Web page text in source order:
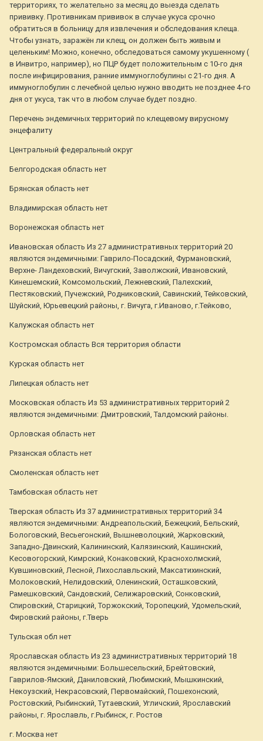
территориях, то желательно за месяц до выезда сделать
прививку. Противникам прививок в случае укуса срочно
обратиться в больницу для извлечения и обследования клеща.
Чтобы узнать, заражён ли клещ, он должен быть живым и
целеньким! Можно, конечно, обследоваться самому укушенному (
в Инвитро, например), но ПЦР будет положительным с 10-го дня
после инфицирования, ранние иммуноглобулины с 21-го дня. А
иммуноглобулин с лечебной целью нужно вводить не позднее 4-го
дня от укуса, так что в любом случае будет поздно.
Перечень эндемичных территорий по клещевому вирусному
энцефалиту
Центральный федеральный округ
Белгородская область нет
Брянская область нет
Владимирская область нет
Воронежская область нет
Ивановская область Из 27 административных территорий 20
являются эндемичными: Гаврило-Посадский, Фурмановский,
Верхне- Ландеховский, Вичугский, Заволжский, Ивановский,
Кинешемский, Комсомольский, Лежневский, Палехский,
Пестяковский, Пучежский, Родниковский, Савинский, Тейковский,
Шуйский, Юрьевецкий районы, г. Вичуга, г.Иваново, г.Тейково,
Калужская область нет
Костромская область Вся территория области
Курская область нет
Липецкая область нет
Московская область Из 53 административных территорий 2
являются эндемичными: Дмитровский, Талдомский районы.
Орловская область нет
Рязанская область нет
Смоленская область нет
Тамбовская область нет
Тверская область Из 37 административных территорий 34
являются эндемичными: Андреапольский, Бежецкий, Бельский,
Бологовский, Весьегонский, Вышневолоцкий, Жарковский,
Западно-Двинский, Калининский, Калязинский, Кашинский,
Кесовогорский, Кимрский, Конаковский, Краснохолмский,
Кувшиновский, Лесной, Лихославльский, Максатихинский,
Молоковский, Нелидовский, Оленинский, Осташковский,
Рамешковский, Сандовский, Селижаровский, Сонковский,
Спировский, Старицкий, Торжокский, Торопецкий, Удомельский,
Фировский районы, г.Тверь
Тульская обл нет
Ярославская область Из 23 административных территорий 18
являются эндемичными: Большесельский, Брейтовский,
Гаврилов-Ямский, Даниловский, Любимский, Мышкинский,
Некоузский, Некрасовский, Первомайский, Пошехонский,
Ростовский, Рыбинский, Тутаевский, Угличский, Ярославский
районы, г. Ярославль, г.Рыбинск, г. Ростов
г. Москва нет